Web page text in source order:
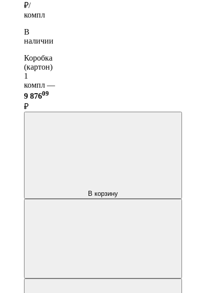
₽/
компл
В
наличии
Коробка
(картон)
1
компл —
9 87609
₽
В корзину